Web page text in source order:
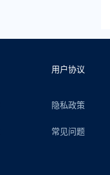
用户协议
隐私政策
常见问题